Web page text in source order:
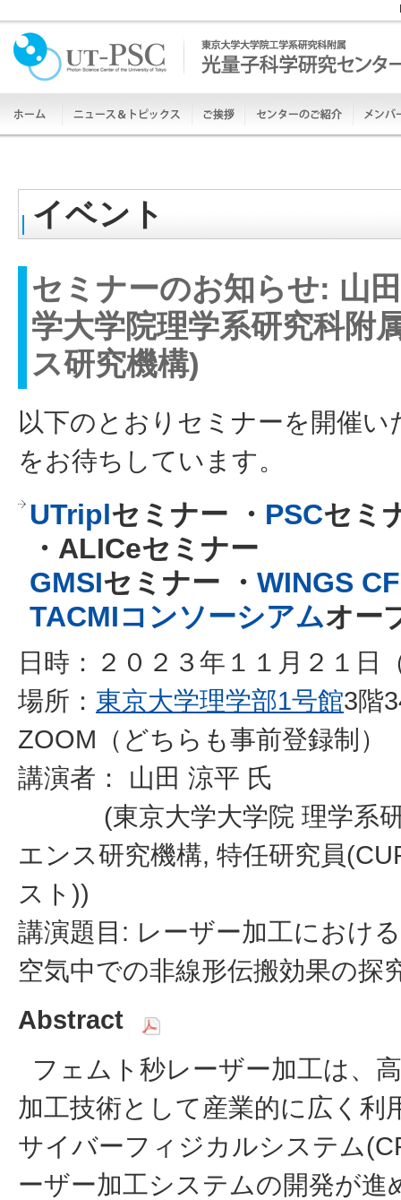
イベント
セミナーのお知らせ: 山
学大学院理学系研究科附
ス研究機構)
以下のとおりセミナーを開催
をお待ちしています。
UTriplセミナー ・ PSCセミ
・ ALICeセミナー
GMSIセミナー ・ WINGS
TACMIコンソーシアムオー
日時：２０２３年１１月２１日
場所： 東京大学理学部1号館3階
ZOOM（どちらも事前登録制）
講演者： 山田 涼平 氏
(東京大学大学院 理学系研
エンス研究機構, 特任研究員
スト))
講演題目: レーザー加工におけ
空気中での非線形伝搬効果の探
Abstract
フェムト秒レーザー加工は、
加工技術として産業的に広く利
サイバーフィジカルシステム
ーザー加工システムの開発が進